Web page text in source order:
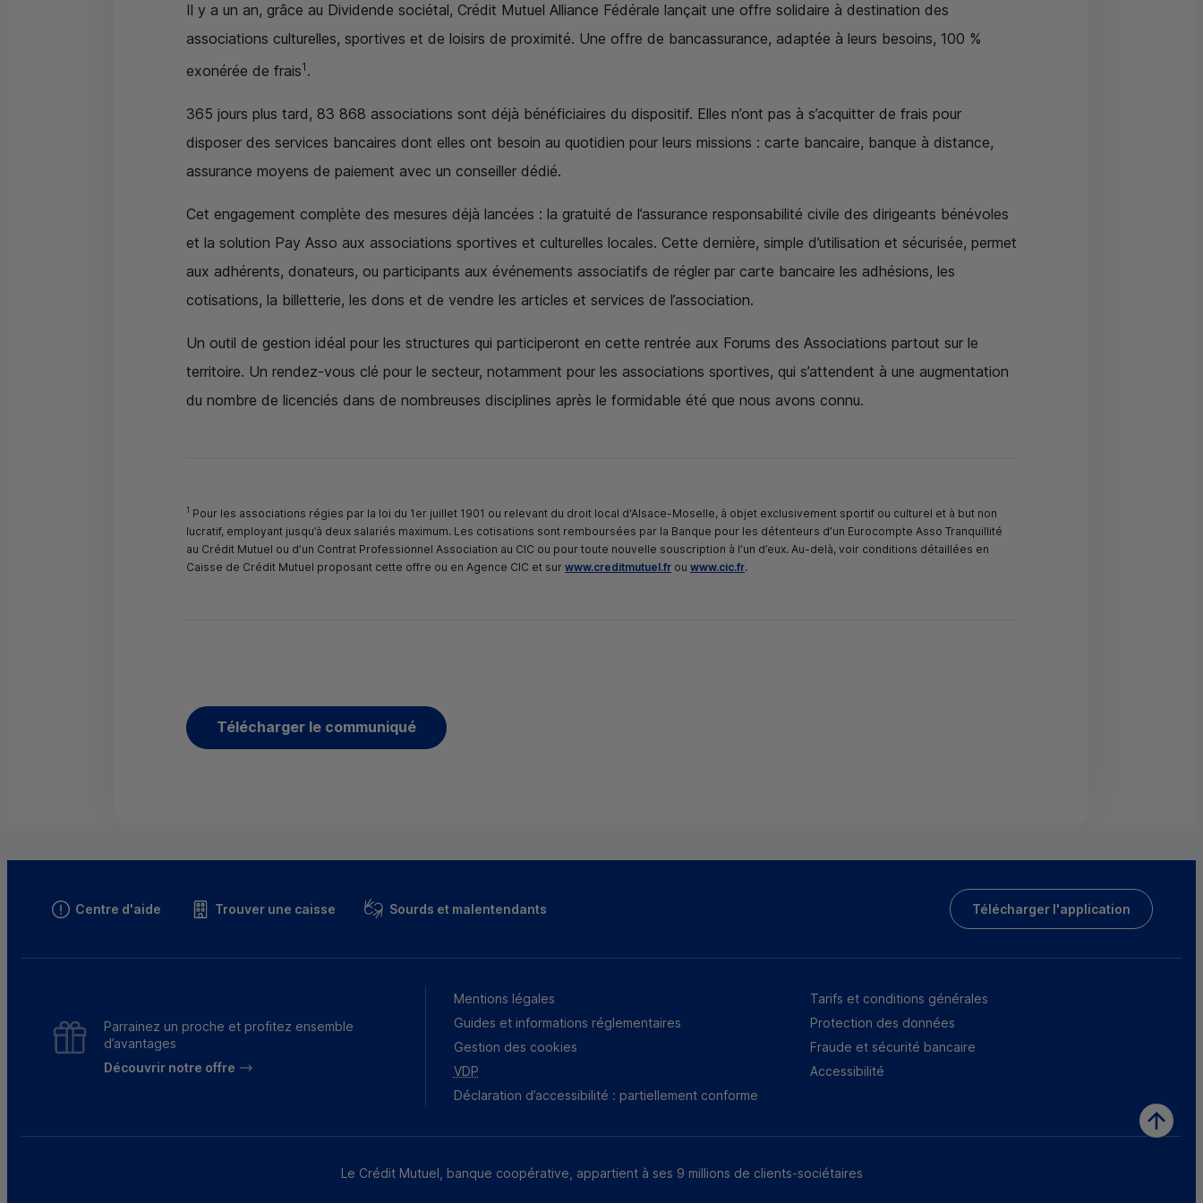
Il y a un an, grâce au Dividende sociétal, Crédit Mutuel Alliance Fédérale lançait une offre solidaire à destination des
associations culturelles, sportives et de loisirs de proximité. Une offre de bancassurance, adaptée à leurs besoins, 100 %
exonérée de frais1 .
365 jours plus tard, 83 868 associations sont déjà bénéficiaires du dispositif. Elles n’ont pas à s’acquitter de frais pour
disposer des services bancaires dont elles ont besoin au quotidien pour leurs missions : carte bancaire, banque à distance,
assurance moyens de paiement avec un conseiller dédié.
Cet engagement complète des mesures déjà lancées : la gratuité de l’assurance responsabilité civile des dirigeants bénévoles
et la solution Pay Asso aux associations sportives et culturelles locales. Cette dernière, simple d’utilisation et sécurisée, permet
aux adhérents, donateurs, ou participants aux événements associatifs de régler par carte bancaire les adhésions, les
cotisations, la billetterie, les dons et de vendre les articles et services de l’association.
Un outil de gestion idéal pour les structures qui participeront en cette rentrée aux Forums des Associations partout sur le
territoire. Un rendez-vous clé pour le secteur, notamment pour les associations sportives, qui s’attendent à une augmentation
du nombre de licenciés dans de nombreuses disciplines après le formidable été que nous avons connu.
1 Pour les associations régies par la loi du 1er juillet 1901 ou relevant du droit local d'Alsace-Moselle, à objet exclusivement sportif ou culturel et à but non
lucratif, employant jusqu’à deux salariés maximum. Les cotisations sont remboursées par la Banque pour les détenteurs d’un Eurocompte Asso Tranquillité
au Crédit Mutuel ou d’un Contrat Professionnel Association au CIC ou pour toute nouvelle souscription à l’un d’eux. Au-delà, voir conditions détaillées en
Caisse de Crédit Mutuel proposant cette offre ou en Agence CIC et sur www.creditmutuel.fr ou www.cic.fr.
Télécharger le communiqué
Centre d'aide Trouver une caisse Sourds et malentendants Télécharger l'application
Parrainez un proche et profitez ensemble
d’avantages
Découvrir notre offre
Mentions légales
Tarifs et conditions générales
Guides et informations réglementaires
Protection des données
Gestion des cookies
Fraude et sécurité bancaire
VDP
Accessibilité
Déclaration d’accessibilité : partiellement conforme
Le Crédit Mutuel, banque coopérative, appartient à ses 9 millions de clients-sociétaires